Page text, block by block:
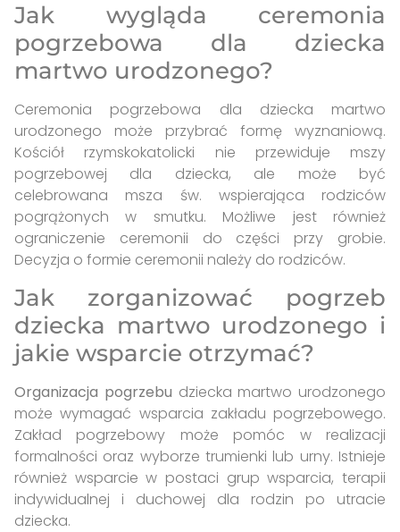
Jak wygląda ceremonia
pogrzebowa dla dziecka
martwo urodzonego?
Ceremonia pogrzebowa dla dziecka martwo
urodzonego może przybrać formę wyznaniową.
Kościół rzymskokatolicki nie przewiduje mszy
pogrzebowej dla dziecka, ale może być
celebrowana msza św. wspierająca rodziców
pogrążonych w smutku. Możliwe jest również
ograniczenie ceremonii do części przy grobie.
Decyzja o formie ceremonii należy do rodziców.
Jak zorganizować pogrzeb
dziecka martwo urodzonego i
jakie wsparcie otrzymać?
Organizacja pogrzebu dziecka martwo urodzonego
może wymagać wsparcia zakładu pogrzebowego.
Zakład pogrzebowy może pomóc w realizacji
formalności oraz wyborze trumienki lub urny. Istnieje
również wsparcie w postaci grup wsparcia, terapii
indywidualnej i duchowej dla rodzin po utracie
dziecka.